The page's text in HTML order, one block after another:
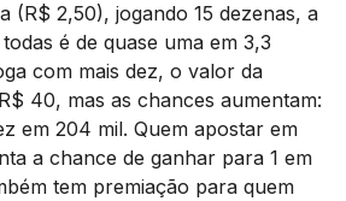
(R$ 2,50), jogando 15 dezenas, a
é de quase uma em 3,3
com mais dez, o valor da
40, mas as chances aumentam:
em 204 mil. Quem apostar em
a chance de ganhar para 1 em
tem premiação para quem